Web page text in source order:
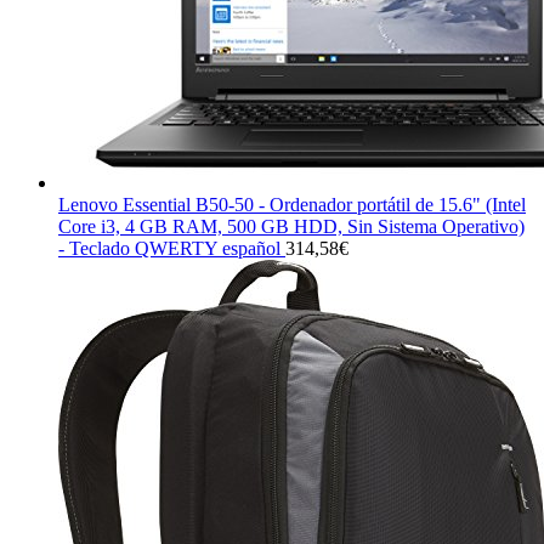
Lenovo Essential B50-50 - Ordenador portátil de 15.6" (Intel
Core i3, 4 GB RAM, 500 GB HDD, Sin Sistema Operativo)
- Teclado QWERTY español 314,58€